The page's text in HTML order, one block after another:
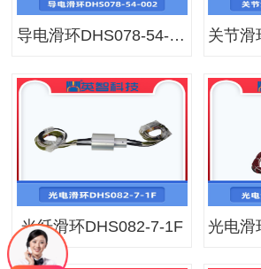
导电滑环DHS078-54-002
光纤滑环DHS082-7-1F 光电滑